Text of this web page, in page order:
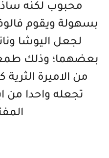
محبوب لكنه
بسهولة ويقوم
لجعل اليوشا
بعضهما؛ وذلك
من الاميرة الثرية
تجعله واحدا من